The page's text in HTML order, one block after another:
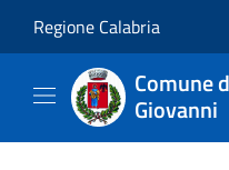
Regione Calabria
Comune
Giovanni